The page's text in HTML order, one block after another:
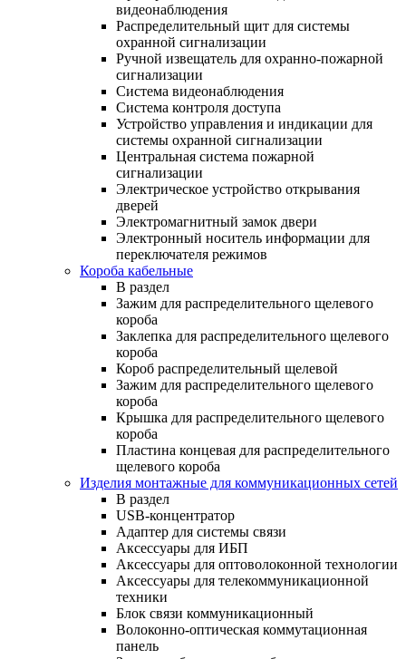
видеонаблюдения
Распределительный щит для системы
охранной сигнализации
Ручной извещатель для охранно-пожарной
сигнализации
Система видеонаблюдения
Система контроля доступа
Устройство управления и индикации для
системы охранной сигнализации
Центральная система пожарной
сигнализации
Электрическое устройство открывания
дверей
Электромагнитный замок двери
Электронный носитель информации для
переключателя режимов
Короба кабельные
В раздел
Зажим для распределительного щелевого
короба
Заклепка для распределительного щелевого
короба
Короб распределительный щелевой
Зажим для распределительного щелевого
короба
Крышка для распределительного щелевого
короба
Пластина концевая для распределительного
щелевого короба
Изделия монтажные для коммуникационных сетей
В раздел
USB-концентратор
Адаптер для системы связи
Аксессуары для ИБП
Аксессуары для оптоволоконной технологии
Аксессуары для телекоммуникационной
техники
Блок связи коммуникационный
Волоконно-оптическая коммутационная
панель